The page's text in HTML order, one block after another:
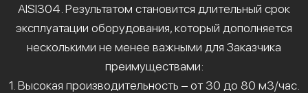
AISI304. Результатом становится длительный срок
эксплуатации оборудования, который дополняется
несколькими не менее важными для Заказчика
преимуществами:
1. Высокая производительность – от 30 до 80 м3/час.